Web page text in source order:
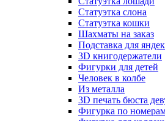
Статуэтка слона
Статуэтка кошки
Шахматы на заказ
Подставка для
3D книгодержатели
Фигурки для детей
Человек в колбе
Из металла
3D печать бюста
Фигурка по